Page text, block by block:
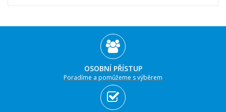
OSOBNÍ PŘÍSTUP
Poradíme a pomůžeme s výběrem